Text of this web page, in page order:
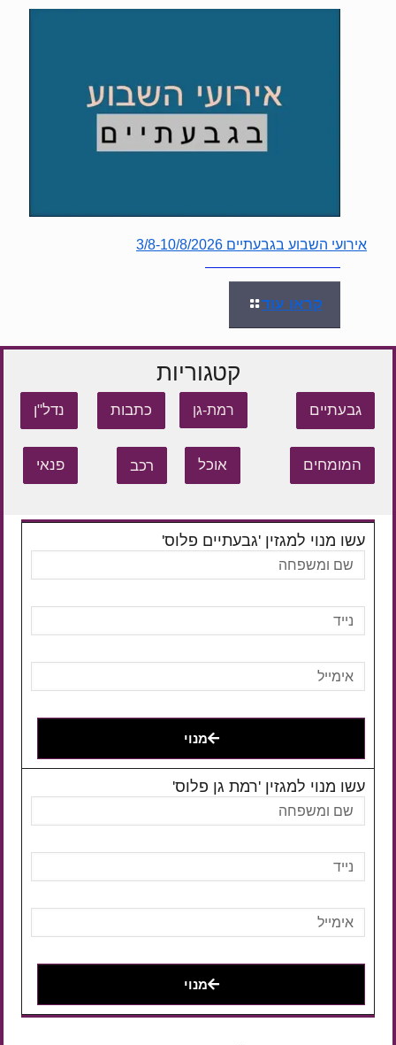
אירועי השבוע בגבעתיים 3/8-10/8/2026
קראו עוד
קטגוריות
גבעתיים רמת-גן כתבות נדל"ן
המומחים אוכל רכב פנאי
עשו מנוי למגזין 'גבעתיים פלוס'
מנוי
עשו מנוי למגזין 'רמת גן פלוס'
מנוי